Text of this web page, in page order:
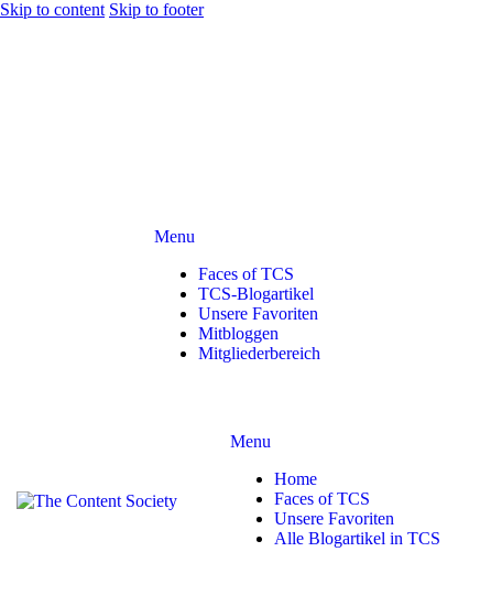
Skip to content Skip to footer
Menu
Faces of TCS
TCS-Blogartikel
Unsere Favoriten
Mitbloggen
Mitgliederbereich
Menu
Home
Faces of TCS
Unsere Favoriten
Alle Blogartikel in TCS